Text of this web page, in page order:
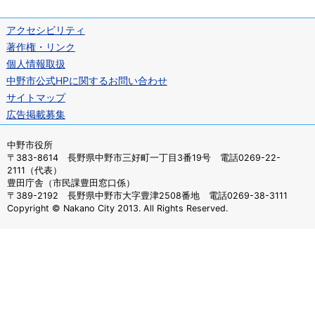
アクセシビリティ
著作権・リンク
個人情報取扱
中野市公式HPに関するお問い合わせ
サイトマップ
広告掲載募集
中野市役所
〒383-8614 長野県中野市三好町一丁目3番19号 電話0269-22-
2111（代表）
豊田庁舎（市民課豊田窓口係）
〒389-2192 長野県中野市大字豊津2508番地 電話0269-38-3111
Copyright © Nakano City 2013. All Rights Reserved.